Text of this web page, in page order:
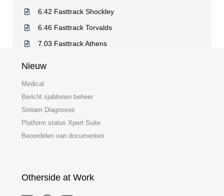
6.42 Fasttrack Shockley
6.46 Fasttrack Torvalds
7.03 Fasttrack Athens
Nieuw
Medical
Bericht sjablonen beheer
Stream Diagnoses
Platform status Xpert Suite
Beoordelen van documenten
Otherside at Work